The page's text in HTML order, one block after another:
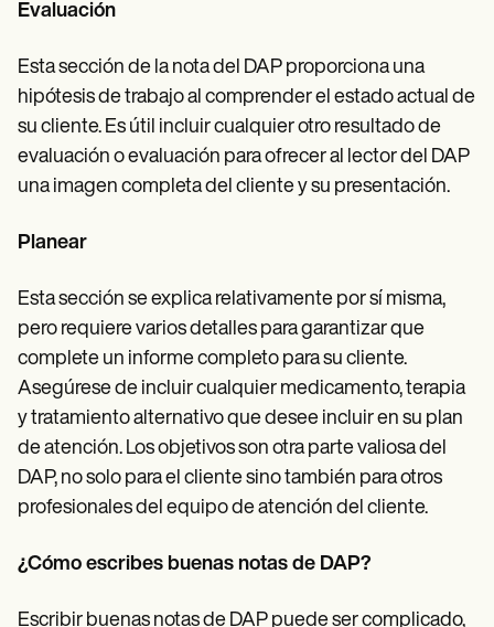
Evaluación
Esta sección de la nota del DAP proporciona una
hipótesis de trabajo al comprender el estado actual de
su cliente. Es útil incluir cualquier otro resultado de
evaluación o evaluación para ofrecer al lector del DAP
una imagen completa del cliente y su presentación.
Planear
Esta sección se explica relativamente por sí misma,
pero requiere varios detalles para garantizar que
complete un informe completo para su cliente.
Asegúrese de incluir cualquier medicamento, terapia
y tratamiento alternativo que desee incluir en su plan
de atención. Los objetivos son otra parte valiosa del
DAP, no solo para el cliente sino también para otros
profesionales del equipo de atención del cliente.
¿Cómo escribes buenas notas de DAP?
Escribir buenas notas de DAP puede ser complicado,